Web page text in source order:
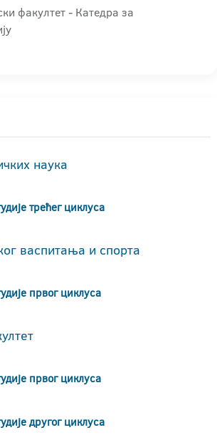
факултет - Катедра за
наука
трећег циклуса
васпитања и спорта
првог циклуса
првог циклуса
другог циклуса